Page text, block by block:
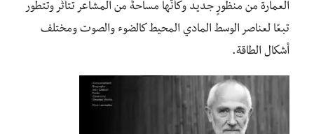
العمارة من منظورٍ جديد وكأنّها مساحةٌ من المشاعر تتأثّر وتتطور
تبعًا لعناصر الوسط المادي المحيط كالضوء والصوت ومختلف
أشكال الطاقة.